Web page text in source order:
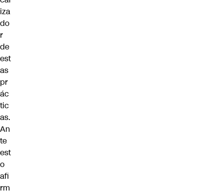
iza
do
r
de
est
as
pr
ác
tic
as.
An
te
est
o
afi
rm